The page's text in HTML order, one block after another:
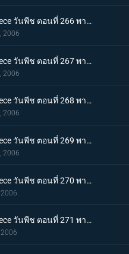
One piece วันพีช ตอนที่ 266 พากย์ไทย ปะทะเผ่าคนยักษ์! มุ่งหน้าเปิดประตูบานที่สอง!
2006
One piece วันพีช ตอนที่ 267 พากย์ไทย เบิกเส้นทางใหม่! ร็อคเก็ตแมนเหินฟ้า!
2006
One piece วันพีช ตอนที่ 268 พากย์ไทย ไล่ตามลูฟี่! รวมพลังกลุ่มหมวกฟาง!
2006
One piece วันพีช ตอนที่ 269 พากย์ไทย โรบิ้นถูกหักหลัง! ความคิดของรัฐบาลโลก
2006
One piece วันพีช ตอนที่ 270 พากย์ไทย ศึกชิงโรบิ้น ลูฟี่ ปะทะ บรูโน่
One piece วันพีช ตอนที่ 271 พากย์ไทย อย่าหยุดกับที่ จุดไฟตีโต้กลับไป!